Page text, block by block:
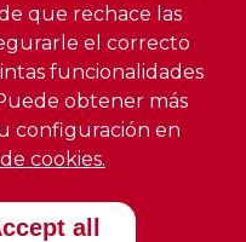
que rechace las
el correcto
funcionalidades
obtener más
configuración en
cookies.
all